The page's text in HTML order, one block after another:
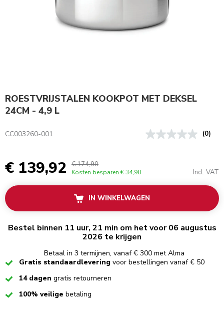
ROESTVRIJSTALEN KOOKPOT MET DEKSEL
24CM - 4,9 L
CC003260-001 (0)
€ 139,92 € 174,90
Kosten besparen € 34,98 Incl. VAT
IN WINKELWAGEN
Bestel binnen 11 uur, 21 min om het voor 06 augustus
2026 te krijgen
Betaal in 3 termijnen, vanaf € 300 met Alma
CheckedGratis standaardlevering voor bestellingen vanaf € 50
Checked14 dagen gratis retourneren
Checked100% veilige betaling